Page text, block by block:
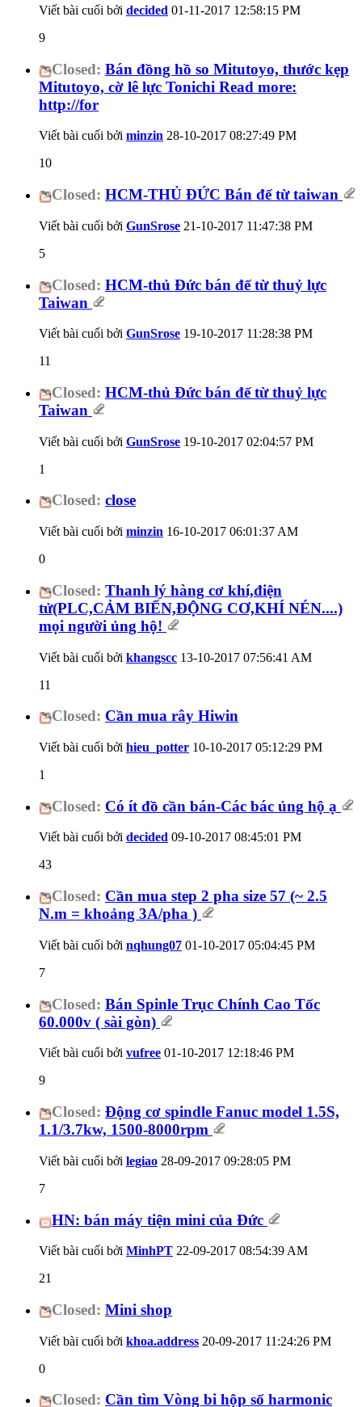
Viết bài cuối bởi decided 01-11-2017 12:58:15 PM
9
Closed: Bán đồng hồ so Mitutoyo, thước kẹp
Mitutoyo, cờ lê lực Tonichi Read more:
http://for
Viết bài cuối bởi minzin 28-10-2017 08:27:49 PM
10
Closed: HCM-THỦ ĐỨC Bán đế từ taiwan
Viết bài cuối bởi GunSrose 21-10-2017 11:47:38 PM
5
Closed: HCM-thủ Đức bán đế từ thuỷ lực
Taiwan
Viết bài cuối bởi GunSrose 19-10-2017 11:28:38 PM
11
Closed: HCM-thủ Đức bán đế từ thuỷ lực
Taiwan
Viết bài cuối bởi GunSrose 19-10-2017 02:04:57 PM
1
Closed: close
Viết bài cuối bởi minzin 16-10-2017 06:01:37 AM
0
Closed: Thanh lý hàng cơ khí,điện
tử(PLC,CẢM BIẾN,ĐỘNG CƠ,KHÍ NÉN....)
mọi người ủng hộ!
Viết bài cuối bởi khangscc 13-10-2017 07:56:41 AM
11
Closed: Cần mua rây Hiwin
Viết bài cuối bởi hieu_potter 10-10-2017 05:12:29 PM
1
Closed: Có ít đồ cần bán-Các bác ủng hộ ạ
Viết bài cuối bởi decided 09-10-2017 08:45:01 PM
43
Closed: Cần mua step 2 pha size 57 (~ 2.5
N.m = khoảng 3A/pha )
Viết bài cuối bởi nqhung07 01-10-2017 05:04:45 PM
7
Closed: Bán Spinle Trục Chính Cao Tốc
60.000v ( sài gòn)
Viết bài cuối bởi vufree 01-10-2017 12:18:46 PM
9
Closed: Động cơ spindle Fanuc model 1.5S,
1.1/3.7kw, 1500-8000rpm
Viết bài cuối bởi legiao 28-09-2017 09:28:05 PM
7
HN: bán máy tiện mini của Đức
Viết bài cuối bởi MinhPT 22-09-2017 08:54:39 AM
21
Closed: Mini shop
Viết bài cuối bởi khoa.address 20-09-2017 11:24:26 PM
0
Closed: Cần tìm Vòng bi hộp số harmonic